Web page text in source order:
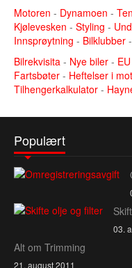
Motoren - Dynamoen -
Kjølevesken - Styling -
Innsprøytning - Bilklubber -
Bilrekvisita - Nye biler -
Fartsbøter - Heftelser i
Tilhengerkalkulator -
Populært
03.
Alt om Trimming
21. august 2011